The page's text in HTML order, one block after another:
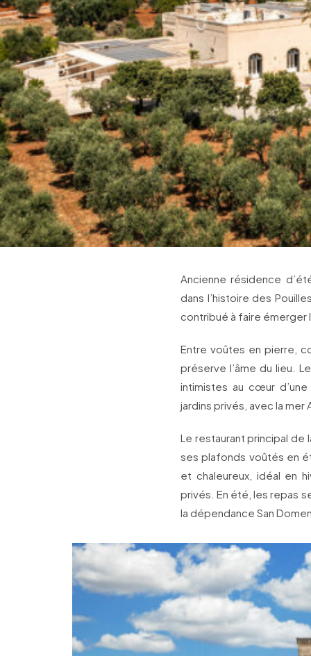
Ancienne résidence
dans l’histoire des
contribué à faire émerger
Entre voûtes en pierre,
préserve l’âme du lieu.
intimistes au cœur
jardins privés, avec la
Le restaurant principal de
ses plafonds voûtés en
et chaleureux, idéal en
privés. En été, les repas
la dépendance San